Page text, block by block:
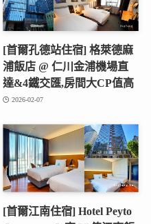
[首爾孔德站住宿] 格萊德麻
浦飯店 @ 仁川金浦機場直
達&4鐵交匯,房間大CP值高
2026-02-07
[首爾江南住宿] Hotel Peyto